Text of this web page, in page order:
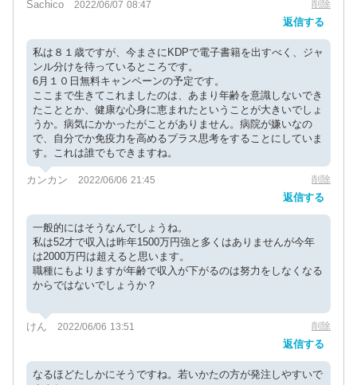
Sachico 2022/06/07 08:47 削除
返信する
私は８１歳ですが、今まさにKDPで電子書籍を出すべく、ジャ
ンル分けを待っているところです。
6月１０日無料キャンペーンの予定です。
ここまで生きてこれましたのは、あまり年齢を意識しないでき
たこととか、健康な心身に恵まれたということが大きいでしょ
うか。病気にかかったがことがありません。病院が嫌いなの
で、自分でか免疫力を高めるプラス思考をすることにしていま
す。これは誰でもできますね。
カンカン 2022/06/06 21:45 削除
返信する
一般的にはそうなんでしょうね。
私は52才で収入は昨年1500万円強と多くはありませんが今年
は2000万円は超えると思います。
職種にもよりますが年齢で収入が下がるのは努力をしなくなる
からではないでしょうか？
けん 2022/06/06 13:51 削除
返信する
なるほどたしかにそうですね。若いかたの方が発注しやすいで